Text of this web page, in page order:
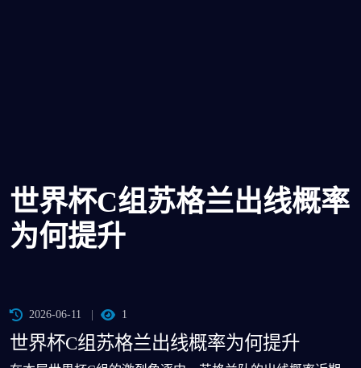
世界杯C组苏格兰出线概率
为何提升
2026-06-11 1
世界杯C组苏格兰出线概率为何提升